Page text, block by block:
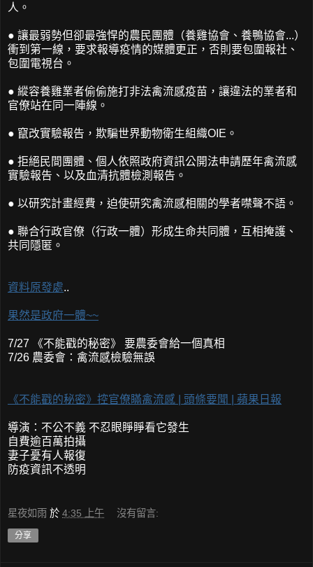
人。
● 讓最弱勢但卻最強悍的農民團體（養雞協會、養鴨協會...）
衝到第一線，要求報導疫情的媒體更正，否則要包圍報社、
包圍電視台。
● 縱容養雞業者偷偷施打非法禽流感疫苗，讓違法的業者和
官僚站在同一陣線。
● 竄改實驗報告，欺騙世界動物衛生組織OIE。
● 拒絕民間團體、個人依照政府資訊公開法申請歷年禽流感
實驗報告、以及血清抗體檢測報告。
● 以研究計畫經費，迫使研究禽流感相關的學者噤聲不語。
● 聯合行政官僚（行政一體）形成生命共同體，互相掩護、
共同隱匿。
資料原發處..
果然是政府一體~~
7/27 《不能戳的秘密》 要農委會給一個真相
7/26 農委會：禽流感檢驗無誤
《不能戳的秘密》控官僚瞞禽流感 | 頭條要聞 | 蘋果日報
導演：不公不義 不忍眼睜睜看它發生
自費逾百萬拍攝
妻子憂有人報復
防疫資訊不透明
星夜如雨 於 4:35 上午 沒有留言:
分享